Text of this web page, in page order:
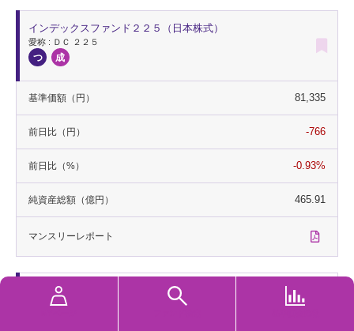
インデックスファンド２２５（日本株式）
愛称 : ＤＣ ２２５
基準価額 （円） 81,335
前日比 （円） -766
前日比 （%） -0.93%
純資産総額 （億円） 465.91
マンスリーレポート
インデックスファンドＪリート（東証ＲＥＩＴ指数）毎
月分配型